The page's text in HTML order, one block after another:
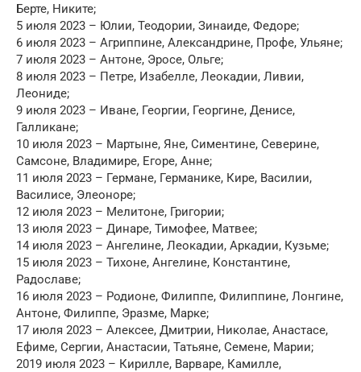
Берте, Никите;
5 июля 2023 – Юлии, Теодории, Зинаиде, Федоре;
6 июля 2023 – Агриппине, Александрине, Профе, Ульяне;
7 июля 2023 – Антоне, Эросе, Ольге;
8 июля 2023 – Петре, Изабелле, Леокадии, Ливии,
Леониде;
9 июля 2023 – Иване, Георгии, Георгине, Денисе,
Галликане;
10 июля 2023 – Мартыне, Яне, Симентине, Северине,
Самсоне, Владимире, Егоре, Анне;
11 июля 2023 – Германе, Германике, Кире, Василии,
Василисе, Элеоноре;
12 июля 2023 – Мелитоне, Григории;
13 июля 2023 – Динаре, Тимофее, Матвее;
14 июля 2023 – Ангелине, Леокадии, Аркадии, Кузьме;
15 июля 2023 – Тихоне, Ангелине, Константине,
Радославе;
16 июля 2023 – Родионе, Филиппе, Филиппине, Лонгине,
Антоне, Филиппе, Эразме, Марке;
17 июля 2023 – Алексее, Дмитрии, Николае, Анастасе,
Ефиме, Сергии, Анастасии, Татьяне, Семене, Марии;
2019 июля 2023 – Кирилле, Варваре, Камилле,